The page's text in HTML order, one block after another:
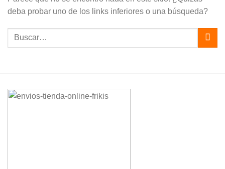
deba probar uno de los links inferiores o una búsqueda?